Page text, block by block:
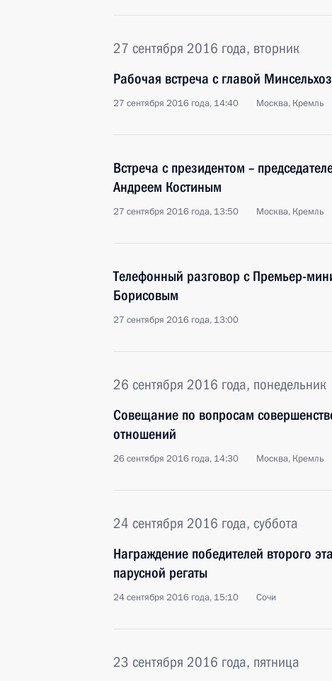
27 сентября 2016 года, вторник
Рабочая встреча с главой
27 сентября 2016 года, 14:40 Москва, Кремль
Встреча с президентом –
Андреем Костиным
27 сентября 2016 года, 13:50 Москва, Кремль
Телефонный разговор с Премьер-
Борисовым
27 сентября 2016 года, 13:00
26 сентября 2016 года, понедельник
Совещание по вопросам
отношений
26 сентября 2016 года, 14:30 Москва, Кремль
24 сентября 2016 года, суббота
Награждение победителей второго
парусной регаты
24 сентября 2016 года, 15:10 Сочи
23 сентября 2016 года, пятница